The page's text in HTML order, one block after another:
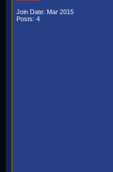
Join Date: Mar 2015
Posts: 4